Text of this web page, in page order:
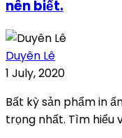
nên biết.
Duyên Lê
1 July, 2020
Bất kỳ sản phẩm in
trọng nhất. Tìm hiểu